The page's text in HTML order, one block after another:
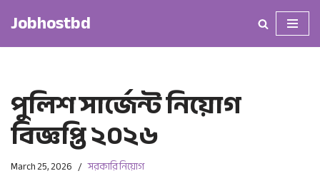
Jobhostbd
পুলিশ সার্জেন্ট নিয়োগ
বিজ্ঞপ্তি ২০২৬
March 25, 2026 সরকারি নিয়োগ